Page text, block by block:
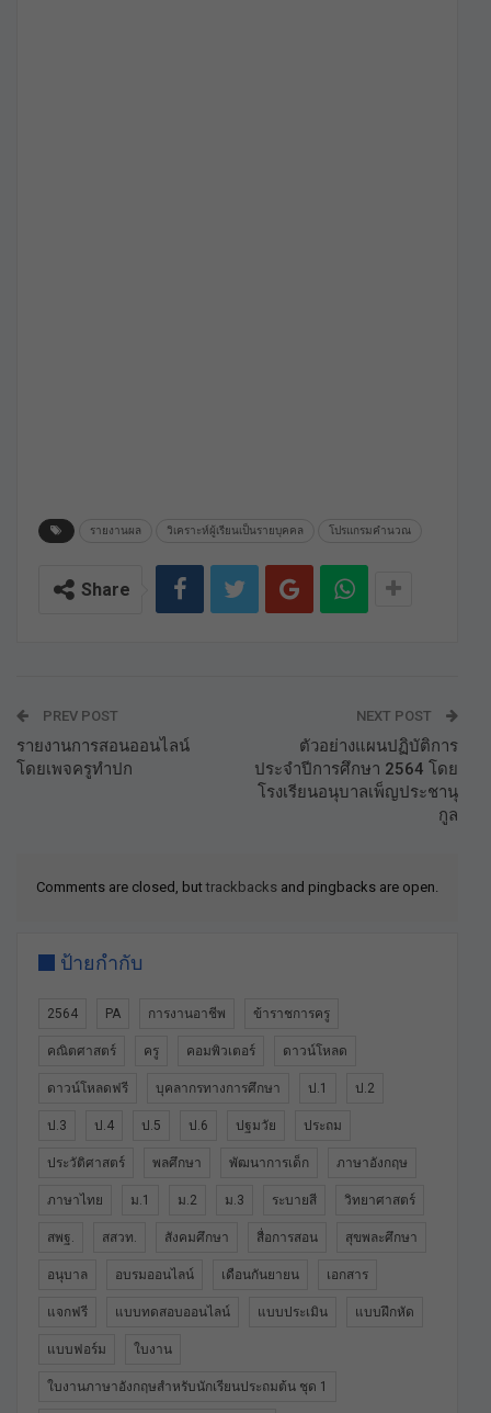
รายงานผล วิเคราะห์ผู้เรียนเป็นรายบุคคล โปรแกรมคำนวณ
Share
PREV POST
รายงานการสอนออนไลน์
โดยเพจครูทำปก
NEXT POST
ตัวอย่างแผนปฏิบัติการ
ประจำปีการศึกษา 2564 โดย
โรงเรียนอนุบาลเพ็ญประชานุ
กูล
Comments are closed, buttrackbacks and pingbacks are open.
ป้ายกำกับ
2564 PA การงานอาชีพ ข้าราชการครู
คณิตศาสตร์ ครู คอมพิวเตอร์ ดาวน์โหลด
ดาวน์โหลดฟรี บุคลากรทางการศึกษา ป.1 ป.2
ป.3 ป.4 ป.5 ป.6 ปฐมวัย ประถม
ประวัติศาสตร์ พลศึกษา พัฒนาการเด็ก ภาษาอังกฤษ
ภาษาไทย ม.1 ม.2 ม.3 ระบายสี วิทยาศาสตร์
สพฐ. สสวท. สังคมศึกษา สื่อการสอน สุขพละศึกษา
อนุบาล อบรมออนไลน์ เดือนกันยายน เอกสาร
แจกฟรี แบบทดสอบออนไลน์ แบบประเมิน แบบฝึกหัด
แบบฟอร์ม ใบงาน
ใบงานภาษาอังกฤษสำหรับนักเรียนประถมต้น ชุด 1